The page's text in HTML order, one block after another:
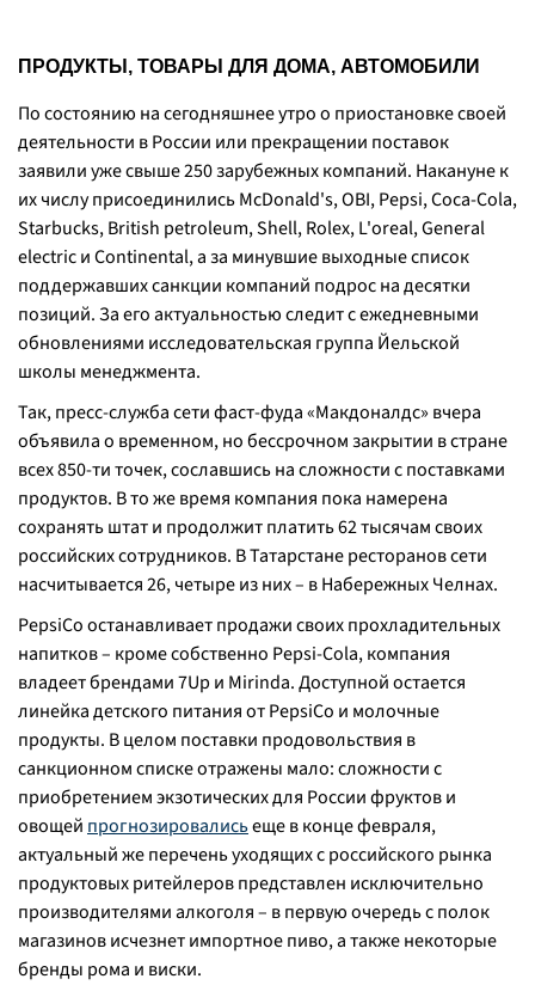
ПРОДУКТЫ, ТОВАРЫ ДЛЯ ДОМА, АВТОМОБИЛИ
По состоянию на сегодняшнее утро о приостановке своей
деятельности в России или прекращении поставок
заявили уже свыше 250 зарубежных компаний. Накануне к
их числу присоединились McDonald's, OBI, Pepsi, Coca-Cola,
Starbucks, British petroleum, Shell, Rolex, L'oreal, General
electric и Continental, а за минувшие выходные список
поддержавших санкции компаний подрос на десятки
позиций. За его актуальностью следит с ежедневными
обновлениями исследовательская группа Йельской
школы менеджмента.
Так, пресс-служба сети фаст-фуда «Макдоналдс» вчера
объявила о временном, но бессрочном закрытии в стране
всех 850-ти точек, сославшись на сложности с поставками
продуктов. В то же время компания пока намерена
сохранять штат и продолжит платить 62 тысячам своих
российских сотрудников. В Татарстане ресторанов сети
насчитывается 26, четыре из них – в Набережных Челнах.
PepsiCo останавливает продажи своих прохладительных
напитков – кроме собственно Pepsi-Cola, компания
владеет брендами 7Up и Mirinda. Доступной остается
линейка детского питания от PepsiCo и молочные
продукты. В целом поставки продовольствия в
санкционном списке отражены мало: сложности с
приобретением экзотических для России фруктов и
овощей прогнозировалисьеще в конце февраля,
актуальный же перечень уходящих с российского рынка
продуктовых ритейлеров представлен исключительно
производителями алкоголя – в первую очередь с полок
магазинов исчезнет импортное пиво, а также некоторые
бренды рома и виски.